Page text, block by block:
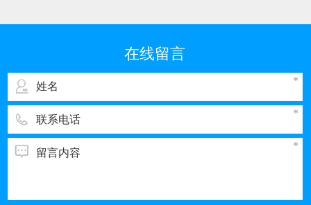
我国排污的大户之一。与电子工业其它领域一
水，而经过彩管制造车间使用的纯水，排出时都
在线留言